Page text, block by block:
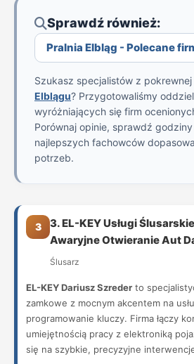
Sprawdź również:
Pralnia Elbląg - Polecane
Szukasz specjalistów z
Elblągu? Przygotowaliśmy
wyróżniających się firm
Porównaj opinie, sprawdź
najlepszych fachowców
potrzeb.
3
3. EL-KEY Usługi
Awaryjne Otwieranie Aut
Ślusarz
EL-KEY Dariusz Szreder to
zamkowe z mocnym akcentem na
programowanie kluczy. Firma łączy
umiejętnością pracy z elektroniką
się na szybkie, precyzyjne